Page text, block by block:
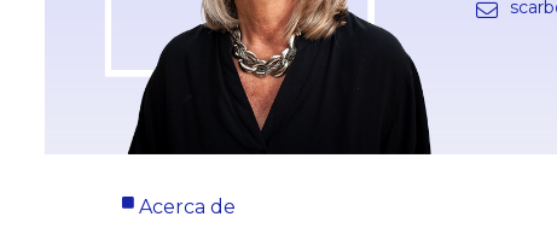
Acerca de